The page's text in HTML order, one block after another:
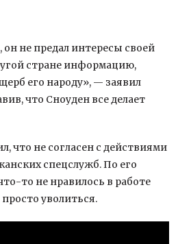
он не предал интересы своей
стране информацию,
его народу», — заявил
что Сноуден все делает
что не согласен с действиями
спецслужб. По его
то не нравилось в работе
уволиться.